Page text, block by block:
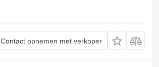
Contact opnemen met verkoper